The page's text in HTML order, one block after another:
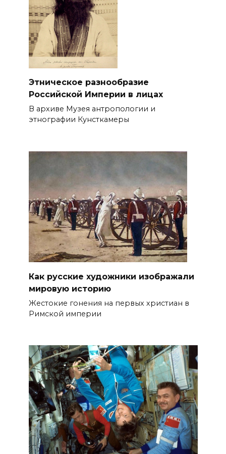
Этническое разнообразие
Российской Империи в лицах
В архиве Музея антропологии и
этнографии Кунсткамеры
Как русские художники изображали
мировую историю
Жестокие гонения на первых христиан в
Римской империи